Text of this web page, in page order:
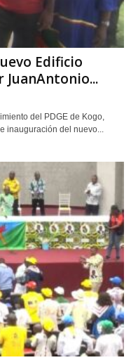
Edificio
del PDGE de Kogo,
inauguración del nuevo...